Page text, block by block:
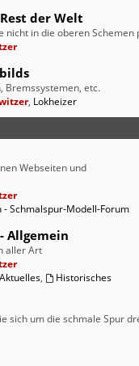
der Welt
nicht in die oberen Schemen
Bremssystemen, etc.
, Lokheizer
Webseiten und
- Schmalspur-Modell-Forum
Allgemein
aller Art
, Historisches
sich um die schmale Spur